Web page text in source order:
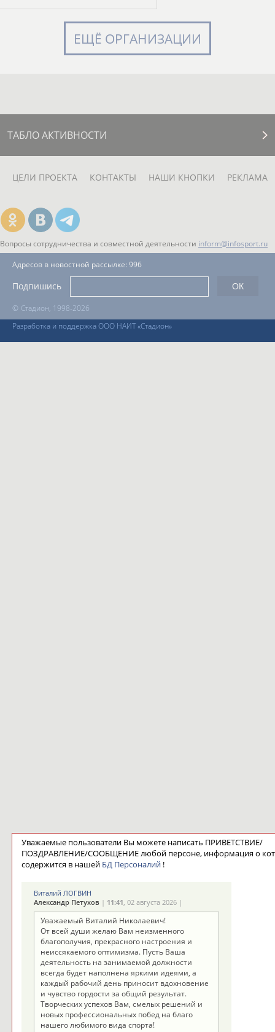
ЕЩЁ ОРГАНИЗАЦИИ
ТАБЛО АКТИВНОСТИ
ЦЕЛИ ПРОЕКТА КОНТАКТЫ НАШИ КНОПКИ РЕКЛАМА
Вопросы сотрудничества и совместной деятельности inform@infosport.ru
© Стадион, 1998-2026
Разработка и поддержка ООО НАИТ «Стадион»
Адресов в новостной рассылке: 996
Подпишись
Уважаемые пользователи Вы можете написать ПРИВЕТСТВИЕ/
ПОЗДРАВЛЕНИЕ/СООБЩЕНИЕ любой персоне, информация о
содержится в нашей БД Персоналий!
Виталий ЛОГВИН
Александр Петухов| 11:41, 02 августа 2026 |
Уважаемый Виталий Николаевич!
От всей души желаю Вам неизменного
благополучия, прекрасного настроения и
неиссякаемого оптимизма. Пусть Ваша
деятельность на занимаемой должности
всегда будет наполнена яркими идеями, а
каждый рабочий день приносит вдохновение
и чувство гордости за общий результат.
Творческих успехов Вам, смелых решений и
новых профессиональных побед на благо
нашего любимого вида спорта!